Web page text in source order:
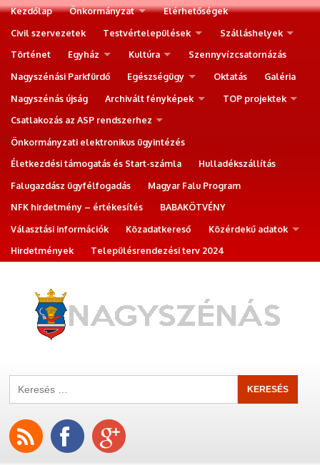
Kezdőlap Önkormányzat
Elérhetőségek
Civil szervezetek
Testvértelepülések
Szálláshelyek
Történet
Egyház Kultúra
Szennyvízcsatornázás
Nagyszénási Parkfürdő
Egészségügy Oktatás
Galéria
Nagyszénás újság
Archivált fényképek
TOP projektek
Csatlakozás az ASP rendszerhez
Önkormányzati elektronikus ügyintézés
Életkezdési támogatás és Start-számla
Hulladékszállítás
Falugazdász ügyfélfogadás
Magyar Falu Program
NFK hirdetmény – értékesítés
BABAKÖTVÉNY
Választási információk
Közadatkereső
Közérdekű adatok
Hirdetmények
Településrendezési terv 2024